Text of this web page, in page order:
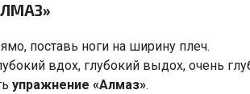
поставь ноги на ширину плеч.
вдох, глубокий выдох, очень
упражнение «Алмаз».